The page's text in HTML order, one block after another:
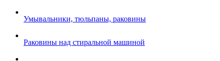
Умывальники, тюльпаны, раковины
Раковины над стиральной машиной